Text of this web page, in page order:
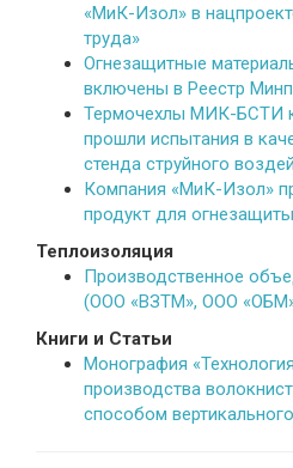
«МиК-Изол» в
труда»
Огнезащитные
включены в Реестр
Термочехлы МИК-БСТИ
прошли испытания в
стенда струйного
Компания «МиК-Изол»
продукт для
Теплоизоляция
Производственное
(ООО «ВЗТМ», ООО
Книги и Статьи
Монография
производства
способом